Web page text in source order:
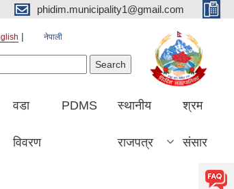
phidim.municipality1@gmail.com
नेपाली
वडा
विवरण
PDMS स्थानीय
राजपत्र
श्रम
संसार